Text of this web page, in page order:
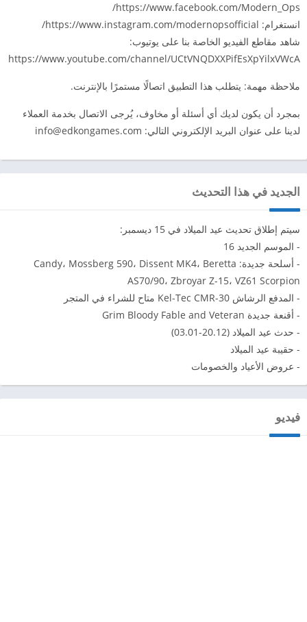
https://www.facebook.com/Modern_Ops/
انستغرام: https://www.instagram.com/modernopsofficial/
شاهد مقاطع الفيديو الخاصة بنا على يوتيوب:
https://www.youtube.com/channel/UCtVNQDXXPifEsXpYilxVWcA
ملاحظة مهمة: يتطلب هذا التطبيق اتصالًا مستمرًا بالإنترنت.
بمجرد أن يكون لديك أي أسئلة أو مخاوف، يُرجى الاتصال بخدمة العملاء
لدينا على عنوان البريد الإلكتروني التالي: info@edkongames.com
الجديد في هذا التحديث
سيتم إطلاق تحديث عيد الميلاد في 15 ديسمبر:
- الموسم الجديد 16
- أسلحة جديدة: Candy، Mossberg 590، Dissent MK4، Beretta
AS70/90، Zbroyar Z-15، VZ61 Scorpion
- المدفع الرشاش Kel-Tec CMR-30 متاح للشراء في المتجر
- أقنعة جديدة Grim Bloody Fable and Veteran
- حدث عيد الميلاد (20.12-03.01)
- حقيبة عيد الميلاد
- عروض الأعياد والخصومات
فيديو